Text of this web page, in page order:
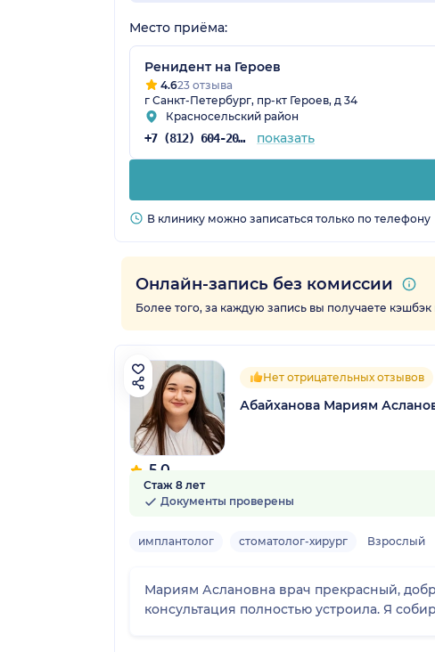
Место приёма:
Ренидент на Героев
4.623 отзыва
г Санкт-Петербург, пр-кт Героев, д 34
Красносельский район
+7 (812) 604-20-95 показать
В клинику можно записаться только по телефону
Онлайн-запись без комиссии
Более того, за каждую запись вы получаете кэшбэк
5.0
9 отзывов
Нет отрицательных отзывов
Абайханова Мариям
Стаж 8 лет
Документы проверены
имплантолог стоматолог-хирург Взрослый
Мариям Аслановна врач прекрасный,
консультация полностью устроила. Я